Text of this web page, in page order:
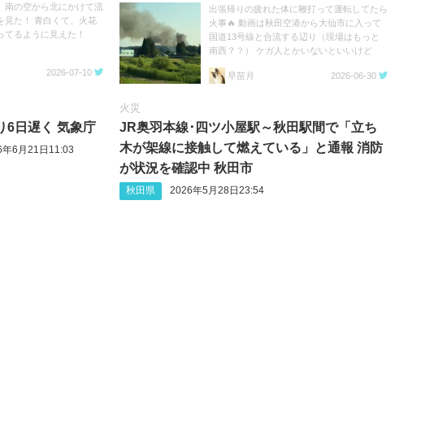
南の空から北にかけて流
見た！ 青白くて、火花
るように見えた！
2026-07-10
出張帰りの疲れた体に鞭打って運転してたら
火事🔥 動画は秋田空港から大仙市に入って
国道13号線と合流する辺り（現場はもっと
南西？？） ケガ人とかいないといいけど
早苗月
2026-06-30
6日遅く 気象庁
6月21日11:03
火災
JR奥羽本線･四ツ小屋駅～秋田駅間で「立ち
木が架線に接触して燃えている」と通報 消防
が状況を確認中 秋田市
秋田県 2026年5月28日23:54